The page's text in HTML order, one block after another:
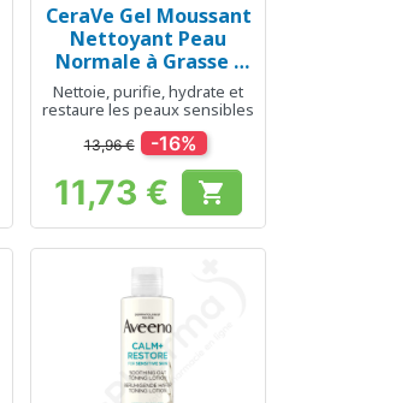
Aperçu rapide
CeraVe Gel Moussant
Nettoyant Peau
Normale à Grasse -
236 ml
Nettoie, purifie, hydrate et
restaure les peaux sensibles
13,96 € -16%
Prix
11,73 € 